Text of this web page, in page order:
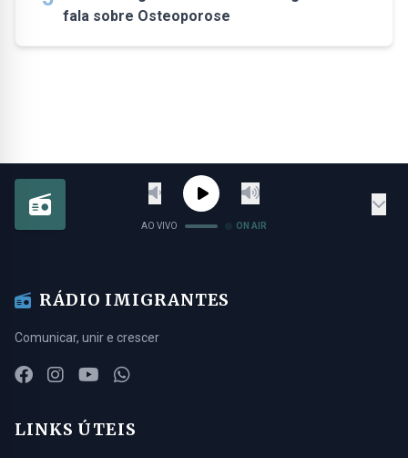
fala sobre Osteoporose
AO VIVO ON AIR
RÁDIO IMIGRANTES
Comunicar, unir e crescer
LINKS ÚTEIS